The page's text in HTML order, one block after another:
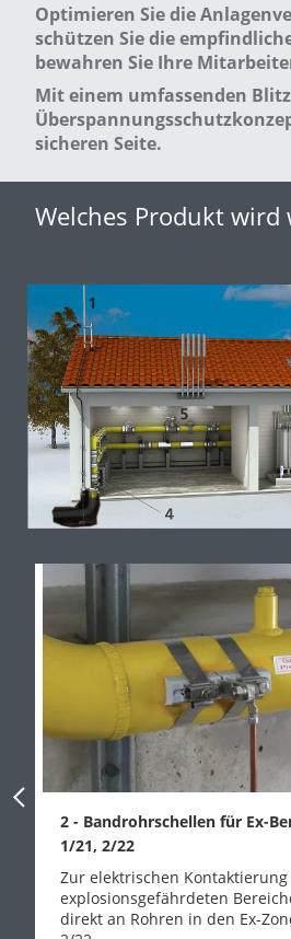
Optimieren Sie die
schützen Sie die
bewahren Sie Ihre
Mit einem umfassenden
sicheren Seite.
Welches Produkt
Previous Slide
2 - Bandrohrschellen für Ex-
1/21, 2/22
Zur elektrischen
explosionsgefährdeten
direkt an Rohren in den Ex-